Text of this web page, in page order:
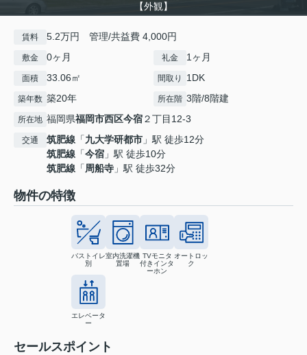
【外観】
賃料 5.2万円 管理/共益費 4,000円
敷金 0ヶ月 礼金 1ヶ月
面積 33.06㎡ 間取り 1DK
築年数 築20年 所在階 3階/8階建
所在地 福岡県福岡市西区今宿２丁目12-3
交通 筑肥線 「九大学研都市 」駅 徒歩12分
筑肥線 「今宿 」駅 徒歩10分
筑肥線 「周船寺 」駅 徒歩32分
物件の特徴
バストイレ
別
室内洗濯機
置場
TVモニタ
付きインタ
ーホン
オートロッ
ク
エレベータ
ー
セールスポイント